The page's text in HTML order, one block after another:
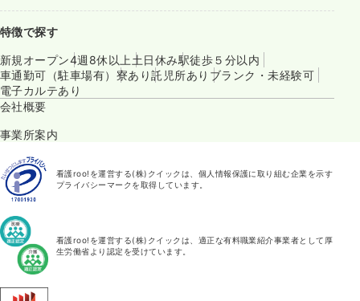
特徴で探す
新規オープン4週8休以上 土日休み駅徒歩５分以内
車通勤可（駐車場有） 寮あり託児所あり ブランク・未経験可
電子カルテあり
会社概要
事業所案内
看護roo!を運営する(株)クイックは、個人情報保護に取り組む企業を示す
プライバシーマークを取得しています。
看護roo!を運営する(株)クイックは、適正な有料職業紹介事業者として厚
生労働省より認定を受けています。